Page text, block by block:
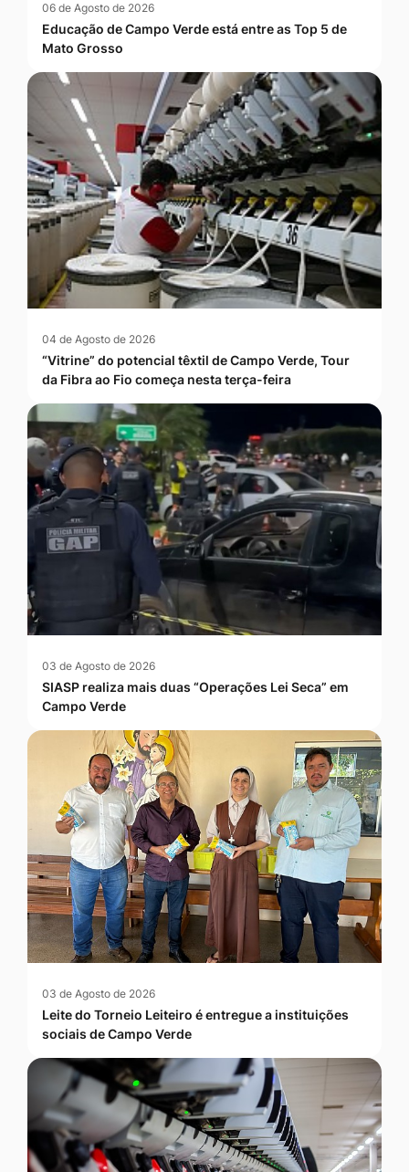
06 de Agosto de 2026
Educação de Campo Verde está entre as Top 5 de
Mato Grosso
04 de Agosto de 2026
“Vitrine” do potencial têxtil de Campo Verde, Tour
da Fibra ao Fio começa nesta terça-feira
03 de Agosto de 2026
SIASP realiza mais duas “Operações Lei Seca” em
Campo Verde
03 de Agosto de 2026
Leite do Torneio Leiteiro é entregue a instituições
sociais de Campo Verde